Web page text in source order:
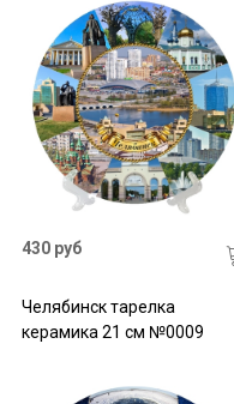
430 руб
Челябинск тарелка
керамика 21 см №0009